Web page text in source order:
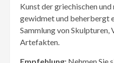
Kunst der griechischen
gewidmet und beherbergt
Sammlung von Skulpturen,
Artefakten.